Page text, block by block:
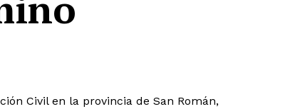
Civil en la provincia de San Román,